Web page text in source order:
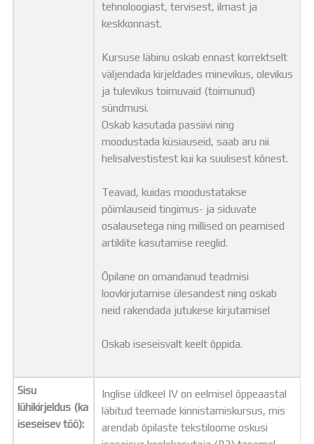
tehnoloogiast, tervisest, ilmast ja
keskkonnast.
Kursuse läbinu oskab ennast korrektselt
väljendada kirjeldades minevikus, olevikus
ja tulevikus toimuvaid (toimunud)
sündmusi.
Oskab kasutada passiivi ning
moodustada küsiauseid, saab aru nii
helisalvestistest kui ka suulisest kõnest.
Teavad, kuidas moodustatakse
põimlauseid tingimus- ja siduvate
osalausetega ning millised on peamised
artiklite kasutamise reeglid.
Õpilane on omandanud teadmisi
loovkirjutamise ülesandest ning oskab
neid rakendada jutukese kirjutamisel
Oskab iseseisvalt keelt õppida.
Sisu
lühikirjeldus (ka
iseseisev töö):
Inglise üldkeel IV on eelmisel õppeaastal
läbitud teemade kinnistamiskursus, mis
arendab õpilaste tekstiloome oskusi